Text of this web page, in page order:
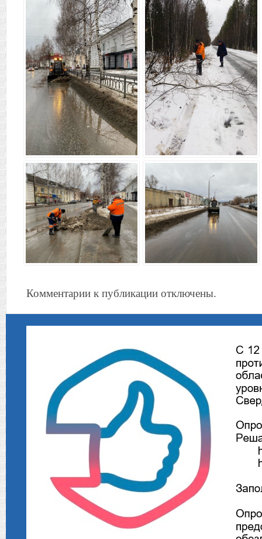
Комментарии к публикации отключены.